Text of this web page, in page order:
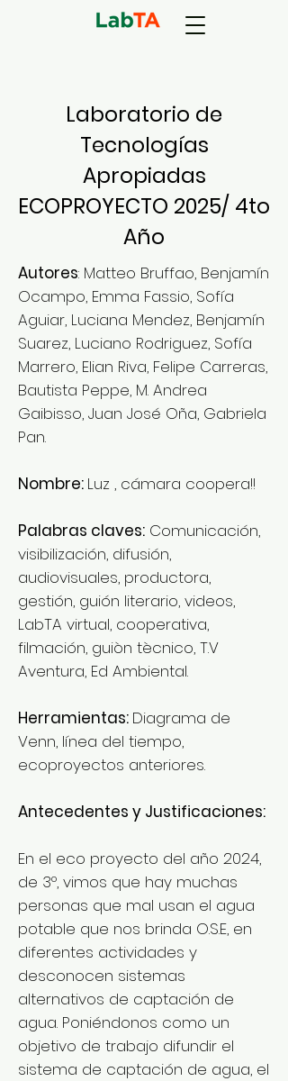
Laboratorio de
Tecnologías
Apropiadas
ECOPROYECTO 2025/ 4to
Año
Autores: Matteo Bruffao, Benjamín
Ocampo, Emma Fassio, Sofía
Aguiar, Luciana Mendez, Benjamín
Suarez, Luciano Rodriguez, Sofía
Marrero, Elian Riva, Felipe Carreras,
Bautista Peppe, M. Andrea
Gaibisso, Juan José Oña, Gabriela
Pan.
Nombre: Luz , cámara coopera!!
Palabras claves: Comunicación,
visibilización, difusión,
audiovisuales, productora,
gestión, guión literario, videos,
LabTA virtual, cooperativa,
filmación, guiòn tècnico, T.V
Aventura, Ed Ambiental.
Herramientas: Diagrama de
Venn, línea del tiempo,
ecoproyectos anteriores.
Antecedentes y Justificaciones:
En el eco proyecto del año 2024,
de 3º, vimos que hay muchas
personas que mal usan el agua
potable que nos brinda O.S.E, en
diferentes actividades y
desconocen sistemas
alternativos de captación de
agua. Poniéndonos como un
objetivo de trabajo difundir el
sistema de captación de agua, el